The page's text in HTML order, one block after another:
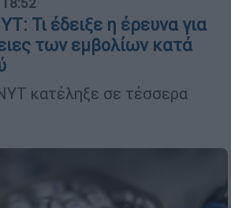
Τι έδειξε η έρευνα για
των εμβολίων κατά
κατέληξε σε τέσσερα